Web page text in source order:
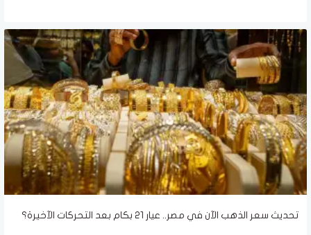
تحديث سعر الذهب الآن في مصر.. عيار 21 بكام بعد التحركات الآخيرة؟